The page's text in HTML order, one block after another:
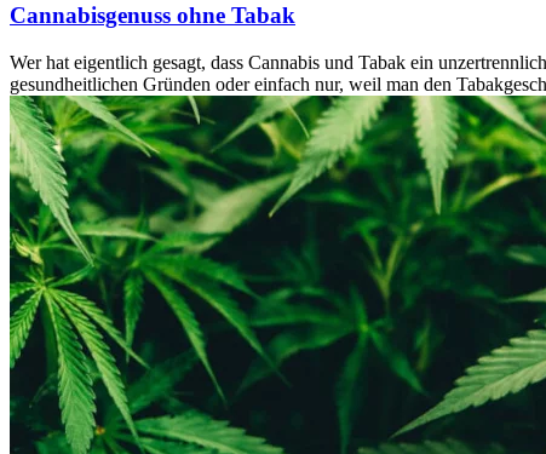
Cannabisgenuss ohne Tabak
Wer hat eigentlich gesagt, dass Cannabis und Tabak ein
gesundheitlichen Gründen oder einfach nur, weil man den